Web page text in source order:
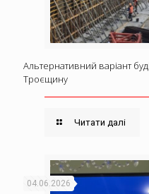
Альтернативний варіант
Троєщину
Читати далі
04.06.2026